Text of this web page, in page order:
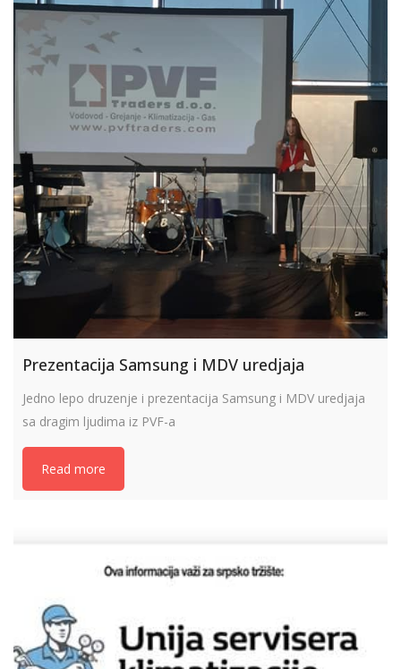
Prezentacija Samsung i MDV uredjaja
Jedno lepo druzenje i prezentacija Samsung i MDV uredjaja
sa dragim ljudima iz PVF-a
Read more